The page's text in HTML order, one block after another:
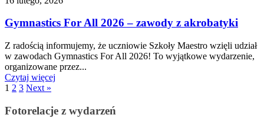
Gymnastics For All 2026 – zawody z akrobatyki
Z radością informujemy, że uczniowie Szkoły Maestro wzięli udział
w zawodach Gymnastics For All 2026! To wyjątkowe wydarzenie,
organizowane przez...
Czytaj więcej
1 2 3 Next »
Fotorelacje z wydarzeń